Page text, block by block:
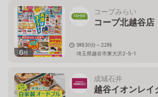
6枚
コープみらい
コープ北越谷店
9時30分～22時
埼玉県越谷市東大沢2-5-1
成城石井
越谷イオンレイ